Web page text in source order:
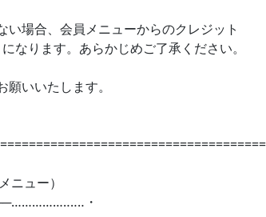
場合、会員メニューからのクレジット
なります。あらかじめご了承ください。
いいたします。
ュー）
・